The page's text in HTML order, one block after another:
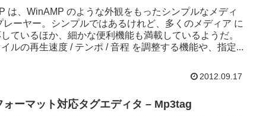
は、WinAMP のような外観をもったシンプルなメディ
レーヤー。シンプルではあるけれど、多くのメディア に
ているほか、細かな便利機能も満載しているようだ。
ルの再生速度 / テンポ / 音程 を調整する機能や、指定...
2012.09.17
ォーマット対応タグエディタ – Mp3tag